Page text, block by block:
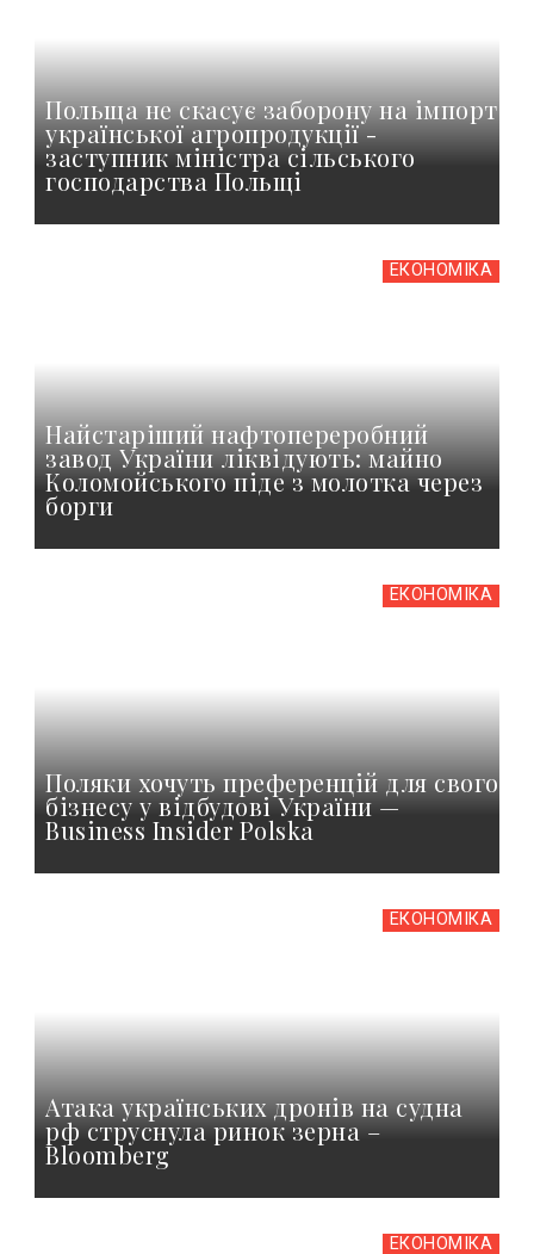
Польща не скасує заборону на імпорт
української агропродукції -
заступник міністра сільського
господарства Польщі
ЕКОНОМІКА
Найстаріший нафтопереробний
завод України ліквідують: майно
Коломойського піде з молотка через
борги
ЕКОНОМІКА
Поляки хочуть преференцій для свого
бізнесу у відбудові України —
Business Insider Polska
ЕКОНОМІКА
Атака українських дронів на судна
рф струснула ринок зерна –
Bloomberg
ЕКОНОМІКА